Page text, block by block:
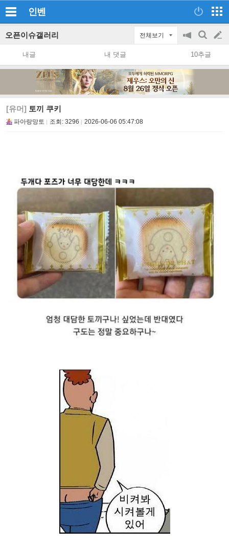
인벤
오픈이슈갤러리 전체보기
공
지
on/off
검
색
글
쓰
내글 내 댓글 10추글
[유머] 토끼 쿠키
파아랑망토 조회: 3296 2026-06-06 05:47:08